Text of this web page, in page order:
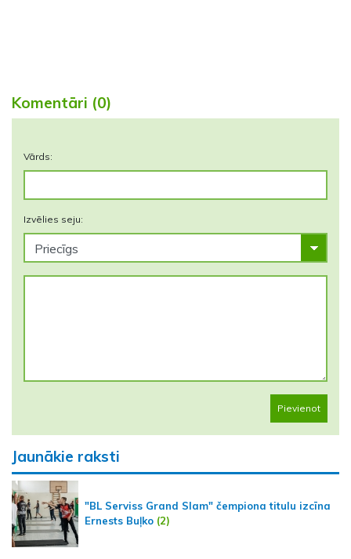
Komentāri (0)
Vārds:
Izvēlies seju:
Pievienot
Jaunākie raksti
"BL Serviss Grand Slam" čempiona titulu izcīna
Ernests Buļko (2)